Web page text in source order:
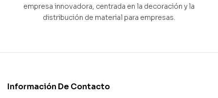
empresa innovadora, centrada en la decoración y la
distribución de material para empresas.
Información De Contacto